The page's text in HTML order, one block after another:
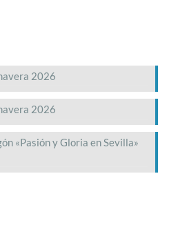
2026
2026
«Pasión y Gloria en Sevilla»